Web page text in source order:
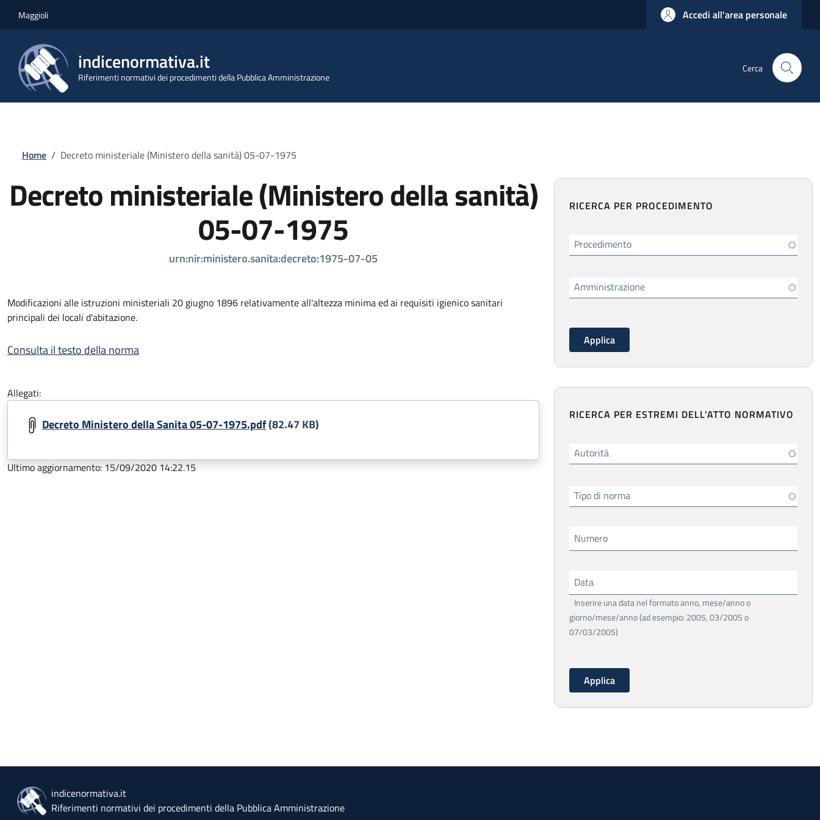
Maggioli Accedi all'area personale
indicenormativa.it
Riferimenti normativi dei procedimenti della Pubblica Amministrazione
Cerca
Briciole di pane
Home / Decreto ministeriale (Ministero della sanità) 05-07-1975
Decreto ministeriale (Ministero della sanità)
05-07-1975
urn:nir:ministero.sanita:decreto:1975-07-05
Modificazioni alle istruzioni ministeriali 20 giugno 1896 relativamente all'altezza minima ed ai requisiti igienico sanitari
principali dei locali d'abitazione.
Consulta il testo della norma
Allegati:
Decreto Ministero della Sanita 05-07-1975.pdf(82.47 KB)
Ultimo aggiornamento: 15/09/2020 14:22.15
RICERCA PER PROCEDIMENTO
Procedimento
Amministrazione
RICERCA PER ESTREMI DELL'ATTO NORMATIVO
Autorità
Tipo di norma
Numero
Data
Inserire una data nel formato anno, mese/anno o
giorno/mese/anno (ad esempio: 2005, 03/2005 o
07/03/2005)
indicenormativa.it
Riferimenti normativi dei procedimenti della Pubblica Amministrazione